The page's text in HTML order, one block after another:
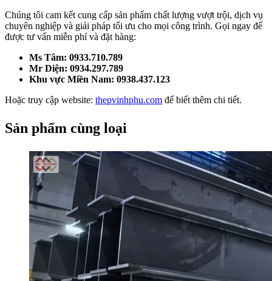
Chúng tôi cam kết cung cấp sản phẩm chất lượng vượt trội, dịch vụ
chuyên nghiệp và giải pháp tối ưu cho mọi công trình. Gọi ngay để
được tư vấn miễn phí và đặt hàng:
Ms Tâm: 0933.710.789
Mr Diện: 0934.297.789
Khu vực Miền Nam: 0938.437.123
Hoặc truy cập website: thepvinhphu.com để biết thêm chi tiết.
Sản phẩm cùng loại